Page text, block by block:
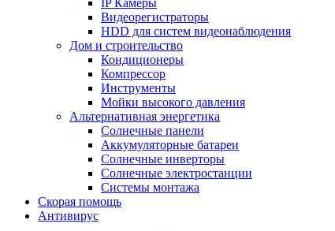
IP Камеры
Видеорегистраторы
HDD для систем видеонаблюдения
Дом и строительство
Кондиционеры
Компрессор
Инструменты
Мойки высокого давления
Альтернативная энергетика
Солнечные панели
Аккумуляторные батареи
Солнечные инверторы
Солнечные электростанции
Системы монтажа
Скорая помощь
Антивирус